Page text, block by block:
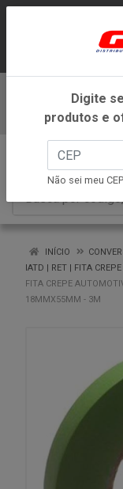
INÍCIO
IATD | RET | FITA
FITA CREPE
18MMX55MM - 3M
Digite
produtos e
Não sei meu CEP